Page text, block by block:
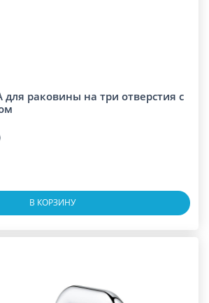
для раковины на три отверстия с
В КОРЗИНУ